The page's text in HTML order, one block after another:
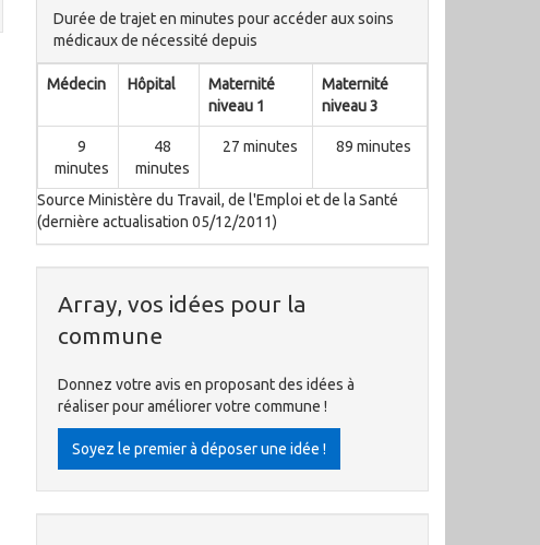
Durée de trajet en minutes pour accéder aux soins
médicaux de nécessité depuis
Médecin Hôpital
Maternité
niveau 1
Maternité
niveau 3
9
minutes
48
minutes
27 minutes 89 minutes
Source Ministère du Travail, de l'Emploi et de la Santé
(dernière actualisation 05/12/2011)
Array, vos idées pour la
commune
Donnez votre avis en proposant des idées à
réaliser pour améliorer votre commune !
Soyez le premier à déposer une idée !